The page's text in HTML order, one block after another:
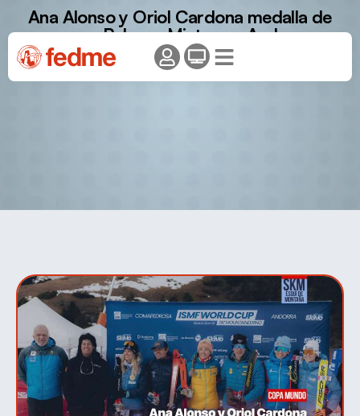
Ana Alonso y Oriol Cardona medalla de
oro en Relevos Mixtos en Andorra